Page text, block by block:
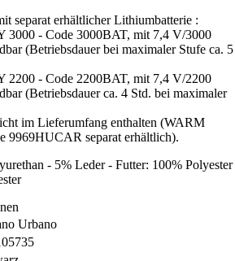
separat erhältlicher Lithiumbatterie :
3000 - Code 3000BAT, mit 7,4 V/3000
(Betriebsdauer bei maximaler Stufe ca. 5
2200 - Code 2200BAT, mit 7,4 V/2200
(Betriebsdauer ca. 4 Std. bei maximaler
im Lieferumfang enthalten (WARM
9969HUCAR separat erhältlich).
- 5% Leder - Futter: 100% Polyester
Urbano